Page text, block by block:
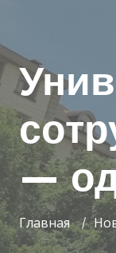
—
Главная